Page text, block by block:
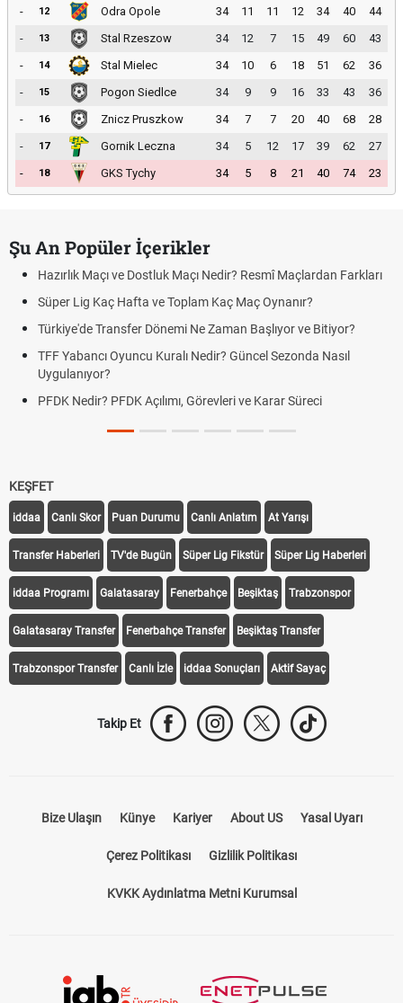
- 12 Odra Opole 34 11 11 12 34 40
44
-
13 Stal Rzeszow 34 12 7 15 49 60
43
-
14 Stal Mielec 34 10 6 18 51 62
36
-
15 Pogon Siedlce 34 9 9 16 33 43
36
-
16 Znicz Pruszkow 34 7 7 20 40 68
28
-
17 Gornik Leczna 34 5 12 17 39 62
27
-
18 GKS Tychy 34 5 8 21 40 74 23
Şu An Popüler İçerikler
Hazırlık Maçı ve Dostluk Maçı Nedir? Resmî Maçlardan Farkları
Süper Lig Kaç Hafta ve Toplam Kaç Maç Oynanır?
Türkiye'de Transfer Dönemi Ne Zaman Başlıyor ve Bitiyor?
TFF Yabancı Oyuncu Kuralı Nedir? Güncel Sezonda Nasıl
Uygulanıyor?
PFDK Nedir? PFDK Açılımı, Görevleri ve Karar Süreci
KEŞFET
iddaa Canlı Skor Puan Durumu Canlı Anlatım At Yarışı
Transfer Haberleri TV'de Bugün Süper Lig Fikstür Süper Lig Haberleri
iddaa Programı Galatasaray Fenerbahçe Beşiktaş Trabzonspor
Galatasaray Transfer Fenerbahçe Transfer Beşiktaş Transfer
Trabzonspor Transfer Canlı İzle iddaa Sonuçları Aktif Sayaç
Takip Et
Bize Ulaşın Künye Kariyer About US Yasal Uyarı
Çerez Politikası Gizlilik Politikası
KVKK Aydınlatma Metni Kurumsal